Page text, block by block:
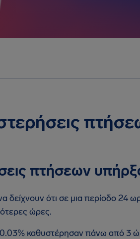
πτήσεων
δείχνουν ότι σε μια περίοδο 24
ώρες.
0.03% καθυστέρησαν πάνω από 3